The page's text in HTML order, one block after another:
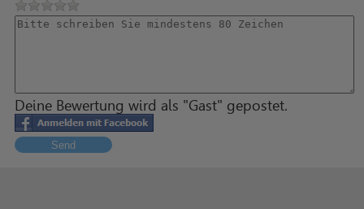
Deine Bewertung wird als "Gast" gepostet.
Send